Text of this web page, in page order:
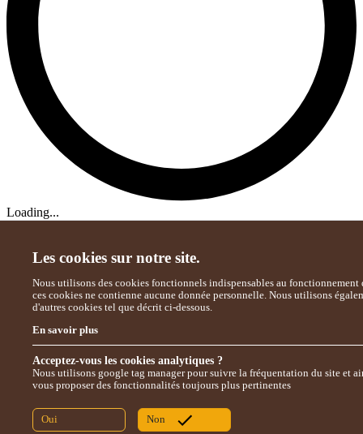
Les cookies sur notre site.
Nous utilisons des cookies fonctionnels indispensables au fonctionnement
ces cookies ne contienne aucune donnée personnelle. Nous utilisons
d'autres cookies tel que décrit ci-dessous.
En savoir plus
Oui Non
Acceptez-vous les cookies analytiques ?
Nous utilisons google tag manager pour suivre la fréquentation du site et
vous proposer des fonctionnalités toujours plus pertinentes
Loading...